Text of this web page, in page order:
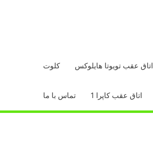
اتاق عقب تویوتا هایلوکس کلوت
اتاق عقب کاپرا 1 تماس با ما